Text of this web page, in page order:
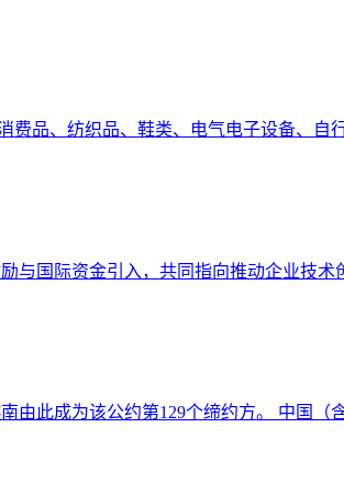
费品、纺织品、鞋类、电气电子设备、自
与国际资金引入，共同指向推动企业技术
由此成为该公约第129个缔约方。 中国（